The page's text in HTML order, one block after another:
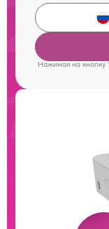
Нажимая на кнопку